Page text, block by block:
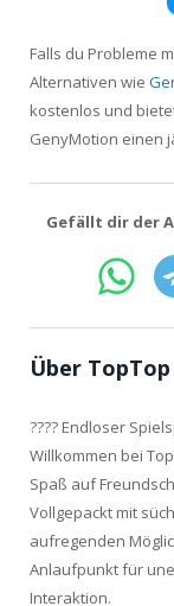
Falls du Probleme
Alternativen wie
kostenlos und
GenyMotion einen
Gefällt dir der
Über
???? Endloser
Willkommen bei
Spaß auf
Vollgepackt mit
aufregenden
Anlaufpunkt für
Interaktion.